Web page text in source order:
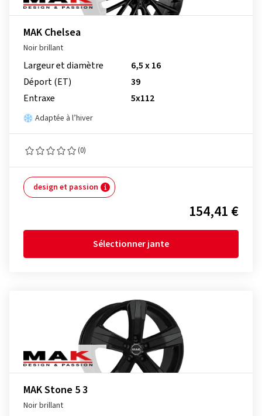
MAK Chelsea
Noir brillant
Largeur et diamètre
6,5 x 16
Déport (ET)
39
Entraxe
5x112
Adaptée à l’hiver
(0)
design et passion
154,41 €
Sélectionner jante
MAK Stone 5 3
Noir brillant